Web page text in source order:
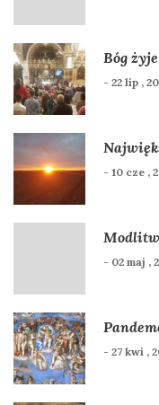
Bóg żyje
- 22 lip ,
- 10 cze ,
- 02 maj ,
- 27 kwi ,